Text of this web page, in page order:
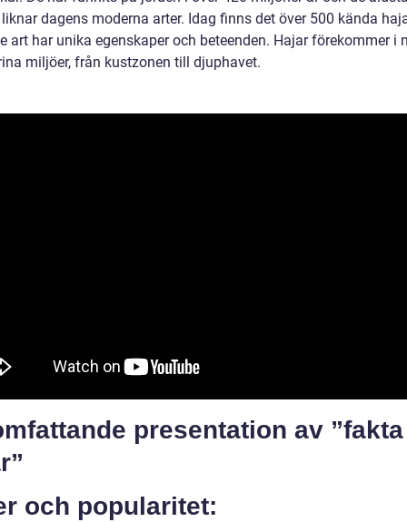
dagens moderna arter. Idag finns det över 500 kända
art har unika egenskaper och beteenden. Hajar förekommer i
miljöer, från kustzonen till djuphavet.
presentation av
och popularitet: